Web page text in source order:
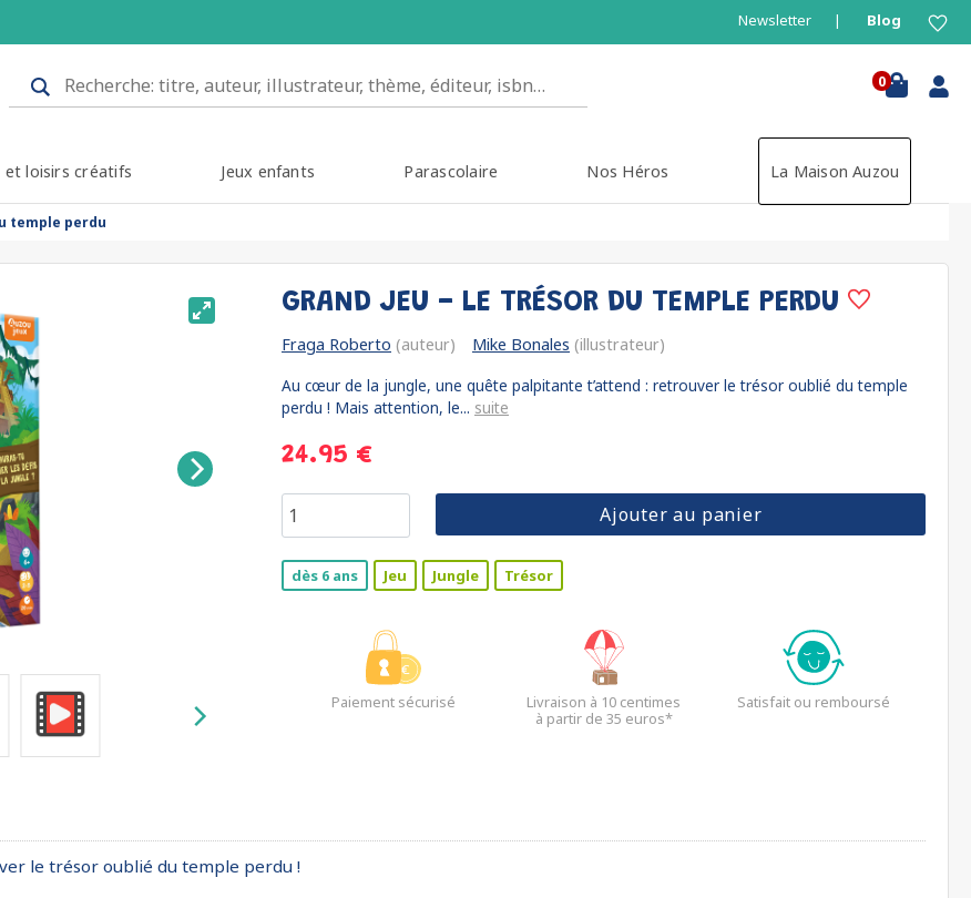
Newsletter Blog
0
et loisirs créatifs Jeux enfants Parascolaire Nos Héros La Maison Auzou
temple perdu
GRAND JEU - LE TRÉSOR DU TEMPLE PERDU
Fraga Roberto (auteur) Mike Bonales (illustrateur)
Au cœur de la jungle, une quête palpitante t’attend : retrouver le trésor oublié du temple
perdu ! Mais attention, le... suite
24.95 €
Ajouter au panier
dès 6 ans Jeu Jungle Trésor
Paiement sécurisé
Livraison à 10 centimes
à partir de 35 euros*
Satisfait ou remboursé
le trésor oublié du temple perdu !